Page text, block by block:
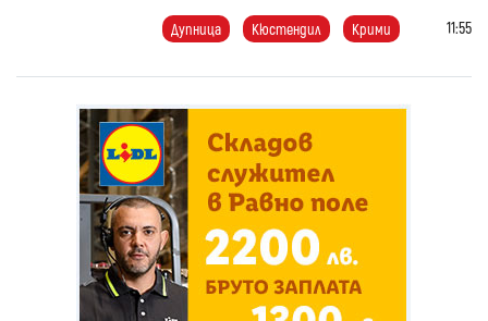
Дупница Кюстендил Крими 11:55